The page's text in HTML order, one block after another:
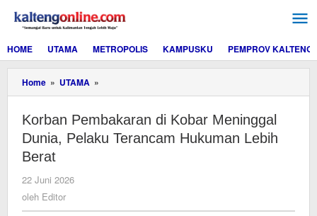
konten
HOME
UTAMA METROPOLIS KAMPUSKU PEMPROV KALTENG
Home » UTAMA »
Pembakaran
Kobar
Meninggal
Dunia,
Berat
Korban Pembakaran di Kobar Meninggal
Dunia, Pelaku Terancam Hukuman Lebih
Berat
22 Juni 2026
oleh Editor